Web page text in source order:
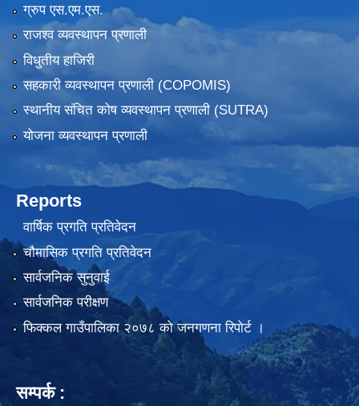
ग्रुप एस.एम.एस.
राजश्व व्यवस्थापन प्रणाली
विधुतीय हाजिरी
सहकारी व्यवस्थापन प्रणाली (COPOMIS)
स्थानीय संचित कोष व्यवस्थापन प्रणाली (SUTRA)
योजना व्यवस्थापन प्रणाली
Reports
वार्षिक प्रगति प्रतिवेदन
चौमासिक प्रगति प्रतिवेदन
सार्वजनिक सुनुवाई
सार्वजनिक परीक्षण
फिक्कल गाउँपालिका २०७८ को जनगणना रिपोर्ट ।
सम्पर्क :